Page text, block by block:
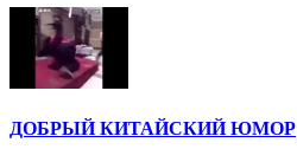
ДОБРЫЙ КИТАЙСКИЙ ЮМОР